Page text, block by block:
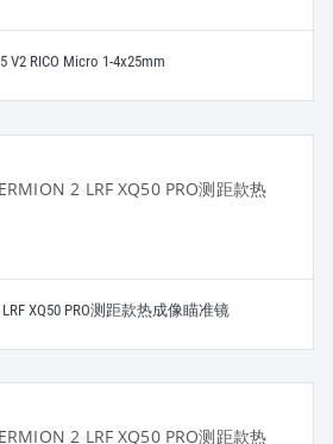
RICO Micro 1-4x25mm
XQ50 PRO测距款热成像瞄准镜